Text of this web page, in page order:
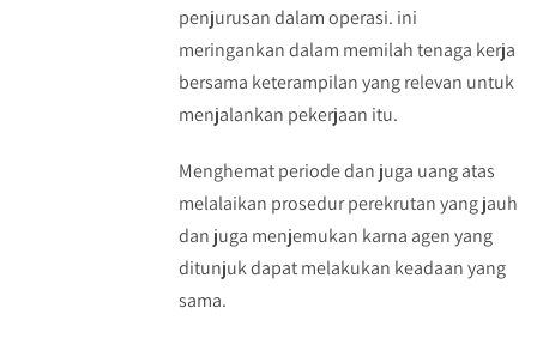
penjurusan dalam operasi. ini
meringankan dalam memilah tenaga kerja
bersama keterampilan yang relevan untuk
menjalankan pekerjaan itu.
Menghemat periode dan juga uang atas
melalaikan prosedur perekrutan yang jauh
dan juga menjemukan karna agen yang
ditunjuk dapat melakukan keadaan yang
sama.